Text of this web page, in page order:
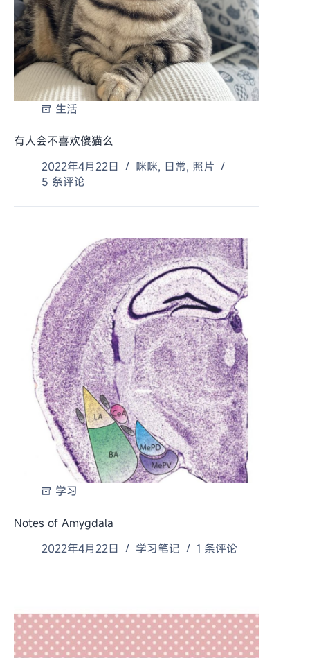
生活
有人会不喜欢傻猫么
2022年4月22日
咪咪, 日常, 照片
5 条评论
学习
Notes of Amygdala
2022年4月22日
学习笔记 1 条评论